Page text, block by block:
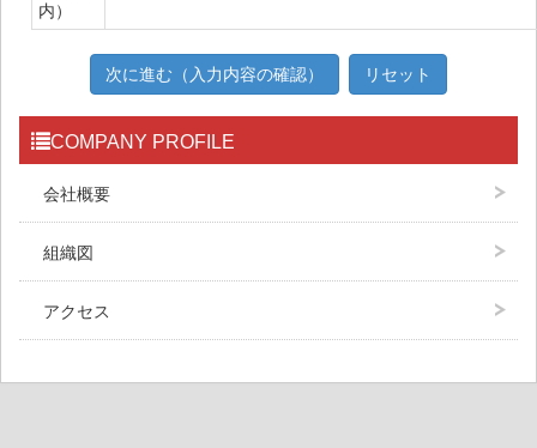
内）
COMPANY PROFILE
会社概要
組織図
アクセス